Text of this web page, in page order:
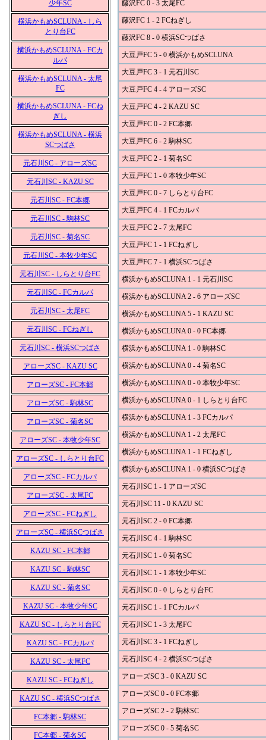
少年SC
横浜かもめSCLUNA - しら
とり台FC
横浜かもめSCLUNA - FCカ
ルパ
横浜かもめSCLUNA - 太尾
FC
横浜かもめSCLUNA - FCね
ぎし
横浜かもめSCLUNA - 横浜
SCつばさ
元石川SC - アローズSC
元石川SC - KAZU SC
元石川SC - FC本郷
元石川SC - 駒林SC
元石川SC - 菊名SC
元石川SC - 本牧少年SC
元石川SC - しらとり台FC
元石川SC - FCカルパ
元石川SC - 太尾FC
元石川SC - FCねぎし
元石川SC - 横浜SCつばさ
アローズSC - KAZU SC
アローズSC - FC本郷
アローズSC - 駒林SC
アローズSC - 菊名SC
アローズSC - 本牧少年SC
アローズSC - しらとり台FC
アローズSC - FCカルパ
アローズSC - 太尾FC
アローズSC - FCねぎし
アローズSC - 横浜SCつばさ
KAZU SC - FC本郷
KAZU SC - 駒林SC
KAZU SC - 菊名SC
KAZU SC - 本牧少年SC
KAZU SC - しらとり台FC
KAZU SC - FCカルパ
KAZU SC - 太尾FC
KAZU SC - FCねぎし
KAZU SC - 横浜SCつばさ
FC本郷 - 駒林SC
FC本郷 - 菊名SC
藤沢FC 0 - 3 太尾FC
藤沢FC 1 - 2 FCねぎし
藤沢FC 8 - 0 横浜SCつばさ
大豆戸FC 5 - 0 横浜かもめSCLUNA
大豆戸FC 3 - 1 元石川SC
大豆戸FC 4 - 4 アローズSC
大豆戸FC 4 - 2 KAZU SC
大豆戸FC 0 - 2 FC本郷
大豆戸FC 6 - 2 駒林SC
大豆戸FC 2 - 1 菊名SC
大豆戸FC 1 - 0 本牧少年SC
大豆戸FC 0 - 7 しらとり台FC
大豆戸FC 4 - 1 FCカルパ
大豆戸FC 2 - 7 太尾FC
大豆戸FC 1 - 1 FCねぎし
大豆戸FC 7 - 1 横浜SCつばさ
横浜かもめSCLUNA 1 - 1 元石川SC
横浜かもめSCLUNA 2 - 6 アローズSC
横浜かもめSCLUNA 5 - 1 KAZU SC
横浜かもめSCLUNA 0 - 0 FC本郷
横浜かもめSCLUNA 1 - 0 駒林SC
横浜かもめSCLUNA 0 - 4 菊名SC
横浜かもめSCLUNA 0 - 0 本牧少年SC
横浜かもめSCLUNA 0 - 1 しらとり台FC
横浜かもめSCLUNA 1 - 3 FCカルパ
横浜かもめSCLUNA 1 - 2 太尾FC
横浜かもめSCLUNA 1 - 1 FCねぎし
横浜かもめSCLUNA 1 - 0 横浜SCつばさ
元石川SC 1 - 1 アローズSC
元石川SC 11 - 0 KAZU SC
元石川SC 2 - 0 FC本郷
元石川SC 4 - 1 駒林SC
元石川SC 1 - 0 菊名SC
元石川SC 1 - 1 本牧少年SC
元石川SC 0 - 0 しらとり台FC
元石川SC 1 - 1 FCカルパ
元石川SC 1 - 3 太尾FC
元石川SC 3 - 1 FCねぎし
元石川SC 4 - 2 横浜SCつばさ
アローズSC 3 - 0 KAZU SC
アローズSC 0 - 0 FC本郷
アローズSC 2 - 2 駒林SC
アローズSC 0 - 5 菊名SC